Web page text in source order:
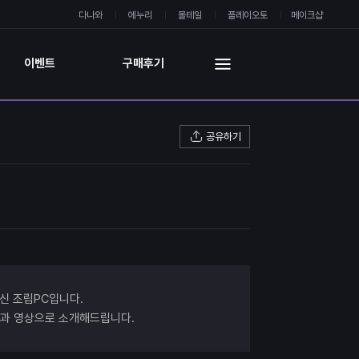
다나와 에누리 몰테일 플레이오토 메이크샵
이벤트 구매후기
공유하기
조립PC입니다.
영상으로 소개해드립니다.